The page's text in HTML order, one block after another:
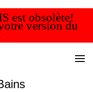
est obsolète!
version du